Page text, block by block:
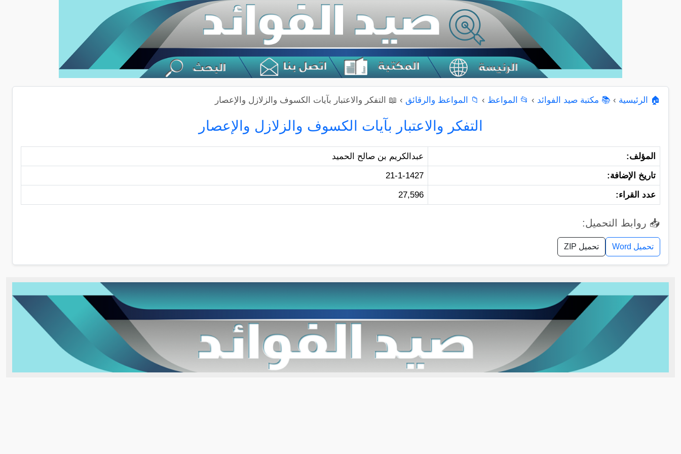
🏠 الرئيسية › 📚 مكتبة صيد الفوائد › 📂 المواعظ › 📁 المواعظ والرقائق › 📖 التفكر والاعتبار بآيات الكسوف والزلازل والإعصار
التفكر والاعتبار بآيات الكسوف والزلازل والإعصار
المؤلف:
عبدالكريم بن صالح الحميد
تاريخ الإضافة:
21-1-1427
عدد القراء:
27,596
📥 روابط التحميل:
تحميل Word تحميل ZIP